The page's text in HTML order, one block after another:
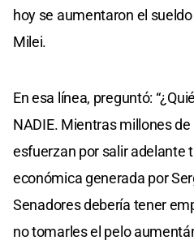
hoy se aumentaron el
Milei.
En esa línea, preguntó:
NADIE. Mientras millones
esfuerzan por salir adelante
económica generada por
Senadores debería tener
no tomarles el pelo